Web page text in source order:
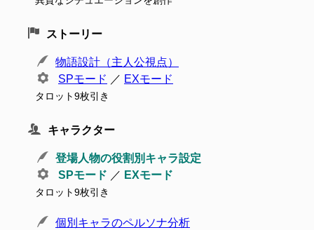
ストーリー
物語設計（主人公視点）
SPモード ／ EXモード
タロット9枚引き
キャラクター
登場人物の役割別キャラ設定
SPモード ／ EXモード
タロット9枚引き
個別キャラのペルソナ分析